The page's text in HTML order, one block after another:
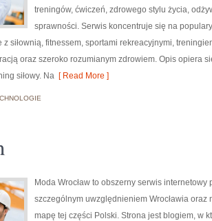
treningów, ćwiczeń, zdrowego stylu życia,
sprawności. Serwis koncentruje się na
siłownią, fitnessem, sportami rekreacyjnymi,
oraz szeroko rozumianym zdrowiem. Opis opiera
siłowy. Na [ Read More ]
Moda Wrocław to obszerny serwis
szczególnym uwzględnieniem Wrocławia
mapę tej części Polski. Strona jest blogiem, w